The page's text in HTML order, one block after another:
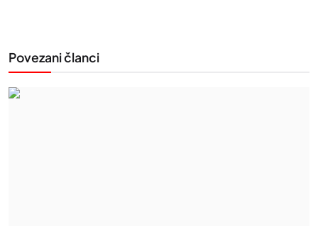
Povezani članci